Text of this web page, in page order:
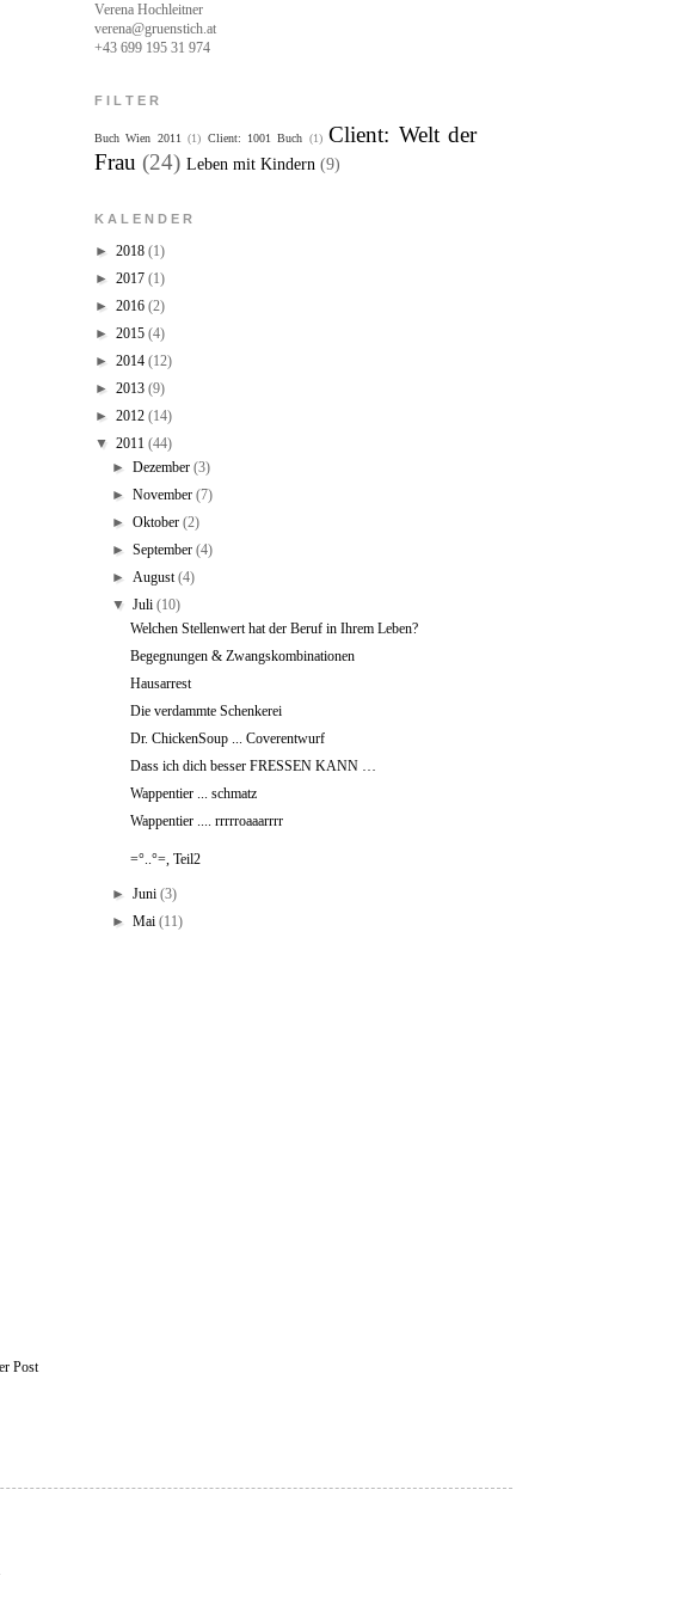
Post
Verena Hochleitner
verena@gruenstich.at
+43 699 195 31 974
F I L T E R
Buch Wien 2011 (1) Client: 1001 Buch (1) Client: Welt der
Frau (24) Leben mit Kindern (9)
K A L E N D E R
► 2018 (1)
► 2017 (1)
► 2016 (2)
► 2015 (4)
► 2014 (12)
► 2013 (9)
► 2012 (14)
▼ 2011 (44)
►Dezember(3)
►November(7)
►Oktober(2)
►September(4)
►August(4)
▼Juli(10)
Welchen Stellenwert hat der Beruf in Ihrem Leben?
Begegnungen & Zwangskombinationen
Hausarrest
Die verdammte Schenkerei
Dr. ChickenSoup ... Coverentwurf
Dass ich dich besser FRESSEN KANN …
Wappentier ... schmatz
Wappentier .... rrrrroaaarrrr
=°..°=, Teil2
►Juni(3)
►Mai(11)